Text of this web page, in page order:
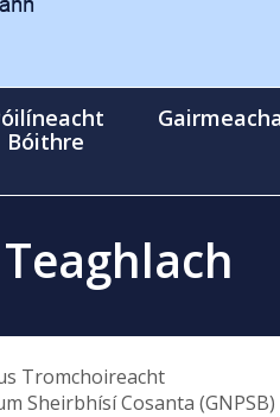
Bóithre
Tromchoireacht
Sheirbhísí Cosanta (GNPSB)